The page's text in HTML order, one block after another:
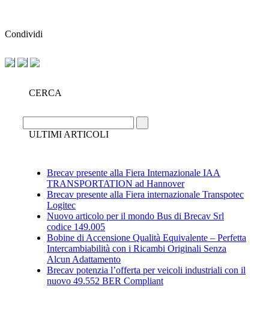
Condividi
CERCA
ULTIMI ARTICOLI
Brecav presente alla Fiera Internazionale IAA
TRANSPORTATION ad Hannover
Brecav presente alla Fiera internazionale Transpotec
Logitec
Nuovo articolo per il mondo Bus di Brecav Srl
codice 149.005
Bobine di Accensione Qualità Equivalente – Perfetta
Intercambiabilità con i Ricambi Originali Senza
Alcun Adattamento
Brecav potenzia l’offerta per veicoli industriali con il
nuovo 49.552 BER Compliant